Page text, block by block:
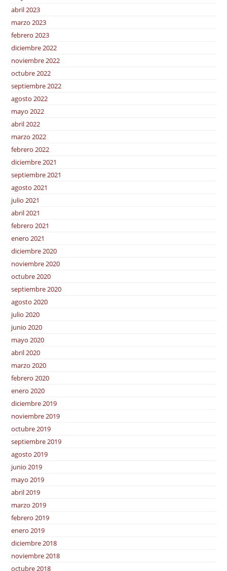
abril 2023
marzo 2023
febrero 2023
diciembre 2022
noviembre 2022
octubre 2022
septiembre 2022
agosto 2022
mayo 2022
abril 2022
marzo 2022
febrero 2022
diciembre 2021
septiembre 2021
agosto 2021
julio 2021
abril 2021
febrero 2021
enero 2021
diciembre 2020
noviembre 2020
octubre 2020
septiembre 2020
agosto 2020
julio 2020
junio 2020
mayo 2020
abril 2020
marzo 2020
febrero 2020
enero 2020
diciembre 2019
noviembre 2019
octubre 2019
septiembre 2019
agosto 2019
junio 2019
mayo 2019
abril 2019
marzo 2019
febrero 2019
enero 2019
diciembre 2018
noviembre 2018
octubre 2018